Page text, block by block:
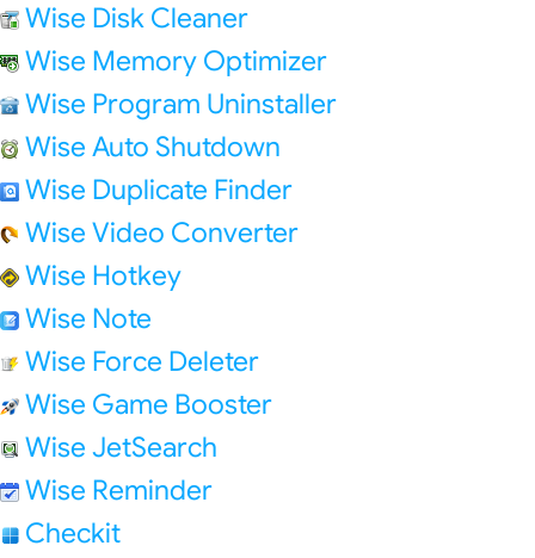
Wise Disk Cleaner
Wise Memory Optimizer
Wise Program Uninstaller
Wise Auto Shutdown
Wise Duplicate Finder
Wise Video Converter
Wise Hotkey
Wise Note
Wise Force Deleter
Wise Game Booster
Wise JetSearch
Wise Reminder
Checkit